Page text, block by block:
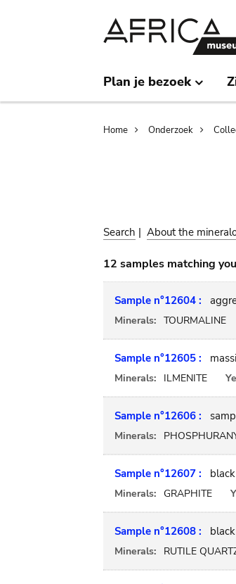
Plan je bezoek
Home Onderzoek
Search | About the
12 samples matching
Sample n°12604 :
Minerals: TOURMALINE
Sample n°12605 :
Minerals: ILMENITE
Sample n°12606 :
Minerals:
Sample n°12607 :
Minerals: GRAPHITE
Sample n°12608 :
Minerals: RUTILE